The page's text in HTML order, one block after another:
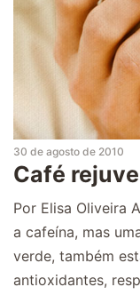
30 de agosto de 2010
Café
Por Elisa Oliveira
a cafeína, mas
verde, também
antioxidantes,